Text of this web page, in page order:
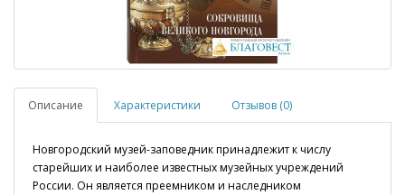
Описание Характеристики Отзывов (0)
Новгородский музей-заповедник принадлежит к числу
старейших и наиболее известных музейных учреждений
России. Он является преемником и наследником